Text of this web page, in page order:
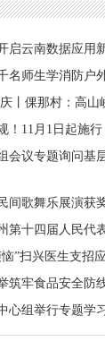
启云南数据应用
名师生学消防户
丨倮那村：高山
！11月1日起施行
会议专题询问基
间歌舞乐展演获
第十四届人民代
”扫兴医生支招
筑牢食品安全防
心组举行专题学习